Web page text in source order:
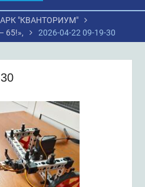
"КВАНТОРИУМ"
65!»,
2026-04-22 09-19-30